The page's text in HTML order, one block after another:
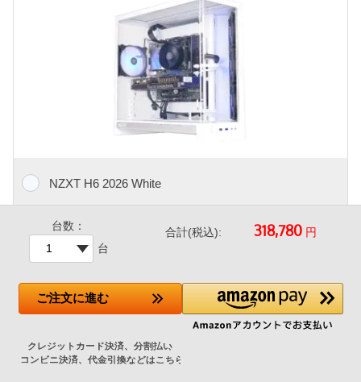
NZXT H6 2026 White
+19,500円
NZXT製、シームレスな曲面強化ガラスパネルを採用したデュ
アルチャンバー構造のミドルタワーケース。
メーカー標準ではケースファンが付属しないため、エアフロー
を考慮して当店でファンを追加した特別仕様モデルです。
120mm アドレサブルRGBファン4基（フロント 3基、リア 1
台数：
台
合計(税込): 円
ご注文に進む